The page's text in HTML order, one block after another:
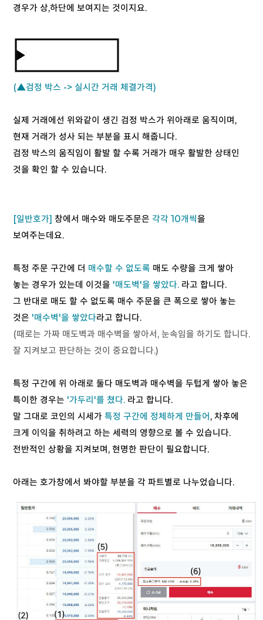
경우가 상,하단에 보여지는 것이지요.
(▲검정 박스 -> 실시간 거래 체결가격)
실제 거래에선 위와같이 생긴 검정 박스가 위아래로 움직이며,
현재 거래가 성사 되는 부분을 표시 해줍니다.
검정 박스의 움직임이 활발 할 수록 거래가 매우 활발한 상태인
것을 확인 할 수 있습니다.
[일반호가] 창에서 매수와 매도주문은 각각 10개씩을
보여주는데요.
특정 주문 구간에 더 매수할 수 없도록 매도 수량을 크게 쌓아
놓는 경우가 있는데 이것을 '매도벽'을 쌓았다. 라고 합니다.
그 반대로 매도 할 수 없도록 매수 주문을 큰 폭으로 쌓아 놓는
것은 '매수벽'을 쌓았다라고 합니다.
(때로는 가짜 매도벽과 매수벽을 쌓아서, 눈속임을 하기도 합니다.
잘 지켜보고 판단하는 것이 중요합니다.)
특정 구간에 위 아래로 둘다 매도벽과 매수벽을 두텁게 쌓아 놓은
특이한 경우는 '가두리'를 쳤다. 라고 합니다.
말 그대로 코인의 시세가 특정 구간에 정체하게 만들어, 차후에
크게 이익을 취하려고 하는 세력의 영향으로 볼 수 있습니다.
전반적인 상황을 지켜보며, 현명한 판단이 필요합니다.
아래는 호가창에서 봐야할 부분을 각 파트별로 나누었습니다.